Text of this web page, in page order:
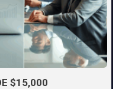
$15,000